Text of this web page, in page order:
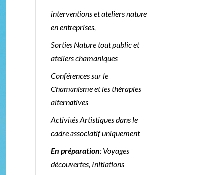
interventions et ateliers nature
en entreprises,
Sorties Nature tout public et
ateliers chamaniques
Conférences sur le
Chamanisme et les thérapies
alternatives
Activités Artistiques dans le
cadre associatif uniquement
En préparation: Voyages
découvertes, Initiations